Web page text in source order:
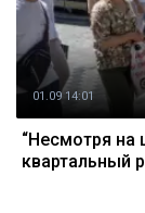
01.09 14:01
“Несмотря на
квартальный